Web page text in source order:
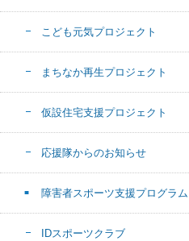
こども元気プロジェクト
まちなか再生プロジェクト
仮設住宅支援プロジェクト
応援隊からのお知らせ
障害者スポーツ支援プログラム
IDスポーツクラブ